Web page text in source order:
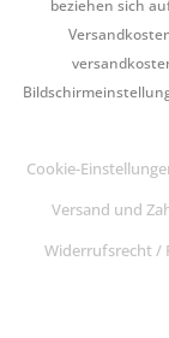
beziehen sich
Cookie-
Versand und
Widerrufsrecht /